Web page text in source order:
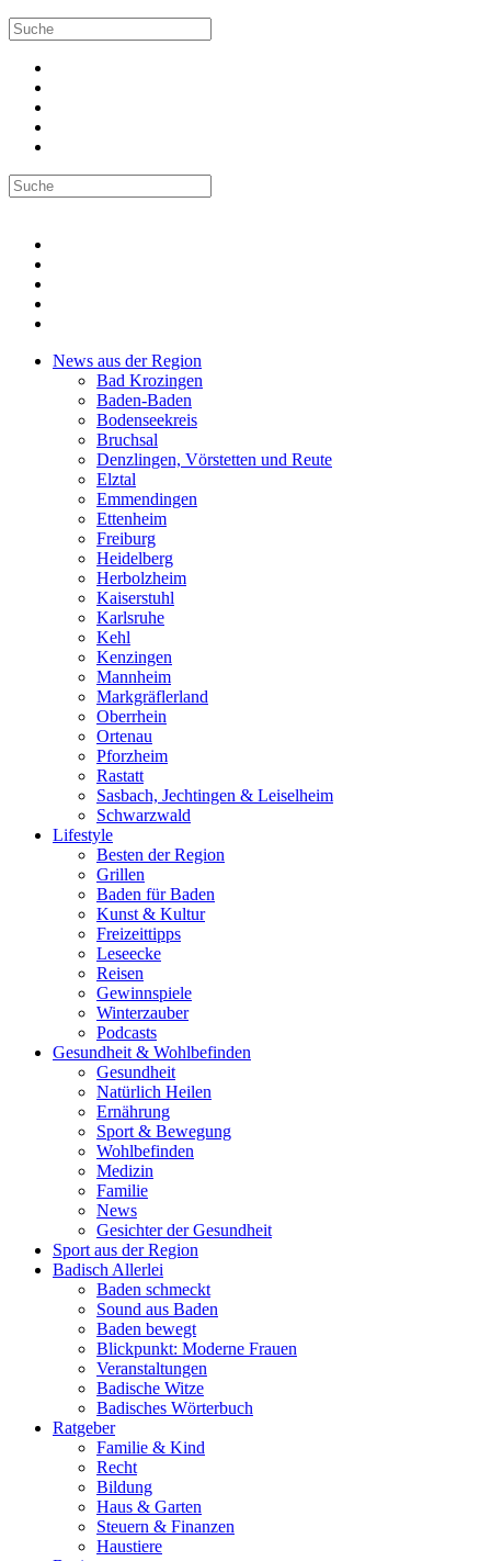
News aus der Region
Bad Krozingen
Baden-Baden
Bodenseekreis
Bruchsal
Denzlingen, Vörstetten und Reute
Elztal
Emmendingen
Ettenheim
Freiburg
Heidelberg
Herbolzheim
Kaiserstuhl
Karlsruhe
Kehl
Kenzingen
Mannheim
Markgräflerland
Oberrhein
Ortenau
Pforzheim
Rastatt
Sasbach, Jechtingen & Leiselheim
Schwarzwald
Lifestyle
Besten der Region
Grillen
Baden für Baden
Kunst & Kultur
Freizeittipps
Leseecke
Reisen
Gewinnspiele
Winterzauber
Podcasts
Gesundheit & Wohlbefinden
Gesundheit
Natürlich Heilen
Ernährung
Sport & Bewegung
Wohlbefinden
Medizin
Familie
News
Gesichter der Gesundheit
Sport aus der Region
Badisch Allerlei
Baden schmeckt
Sound aus Baden
Baden bewegt
Blickpunkt: Moderne Frauen
Veranstaltungen
Badische Witze
Badisches Wörterbuch
Ratgeber
Familie & Kind
Recht
Bildung
Haus & Garten
Steuern & Finanzen
Haustiere